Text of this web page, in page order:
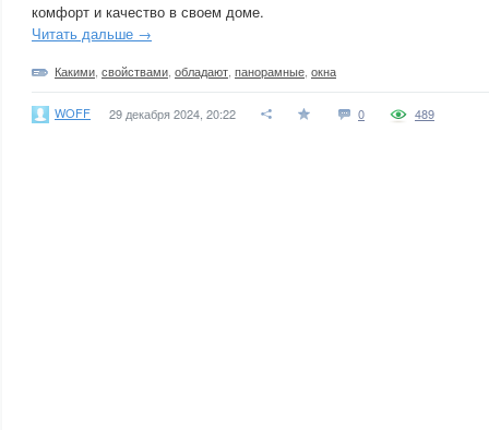
комфорт и качество в своем доме.
Читать дальше →
Какими свойствами обладают панорамные окна
WOFF 29 декабря 2024, 20:22 0 489